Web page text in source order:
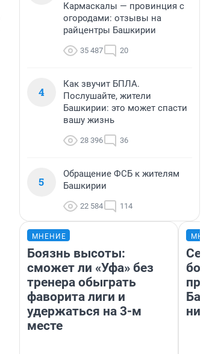
Кармаскалы — провинция с
огородами: отзывы на
райцентры Башкирии
35 487 20
4
Как звучит БПЛА.
Послушайте, жители
Башкирии: это может спасти
вашу жизнь
28 396 36
5
Обращение ФСБ к жителям
Башкирии
22 584 114
МНЕНИЕ
Боязнь высоты:
сможет ли «Уфа» без
тренера обыграть
фаворита лиги и
удержаться на 3-м
месте
них